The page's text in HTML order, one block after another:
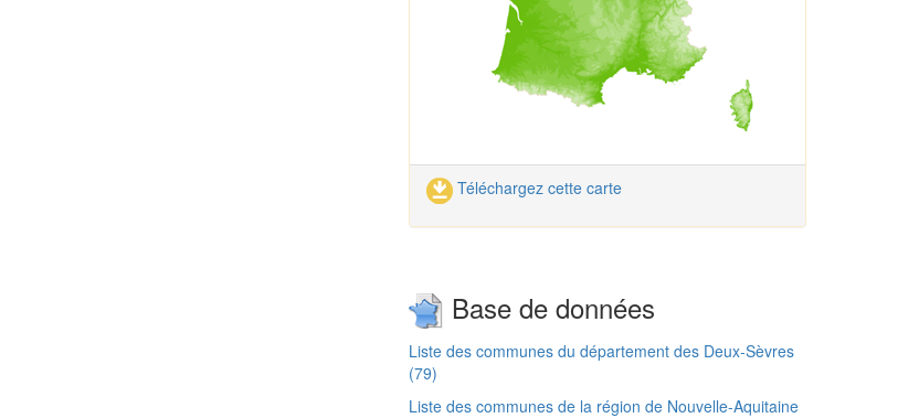
Téléchargez cette carte
Base de données
Liste des communes du département des Deux-Sèvres
(79)
Liste des communes de la région de Nouvelle-Aquitaine